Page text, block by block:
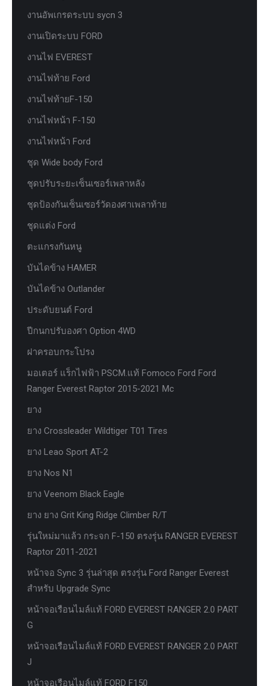
งานอัพเกรดระบบ sycn 3
งานเปิดระบบ FORD
งานไฟ EVEREST
งานไฟท้าย Ford
งานไฟท้ายF-150
งานไฟหน้า F-150
งานไฟหน้า Ford
ชุด Wide body Ford
ชุดปรับระยะเซ็นเซอร์เพลาหลัง
ชุดป้องกันเซ็นเซอร์วัดองศาเพลาท้าย
ชุดแต่ง Ford
ตะแกรงกันหนู
บันไดข้าง HAMER
บันไดข้าง Outlander
ประดับยนต์ Ford
ปีกนกปรับองศา Option 4WD
ฝาครอบกระโปรง
มอเตอร์ แร็กไฟฟ้า PSCM.แท้ Fomoco Ford Ford
Ranger Everest Raptor 2015-2021 Mc
ยาง
ยาง Crossleader Wildtiger T01 Tires
ยาง Leao Sport AT-2
ยาง Nos N1
ยาง Veenom Black Eagle
ยาง ยาง Grit King Ridge Climber R/T
รุ่นใหม่มาแล้ว กระจก F-150 ตรงรุ่น RANGER EVEREST
Raptor 2011-2021
หน้าจอ Sync 3 รุ่นล่าสุด ตรงรุ่น Ford Ranger Everest
สำหรับ Upgrade Sync
หน้าจอเรือนไมล์แท้ FORD EVEREST RANGER 2.0 PART
G
หน้าจอเรือนไมล์แท้ FORD EVEREST RANGER 2.0 PART
J
หน้าจอเรือนไมล์แท้ FORD F150